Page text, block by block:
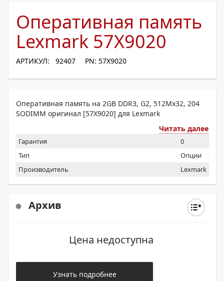
Оперативная память
Lexmark 57X9020
АРТИКУЛ: 92407 PN: 57X9020
Оперативная память на 2GB DDR3, G2, 512Mx32, 204
SODIMM оригинал [57X9020] для Lexmark
Читать далее
Гарантия
0
Тип
Опции
Производитель
Lexmark
Архив
Цена недоступна
Узнать подробнее